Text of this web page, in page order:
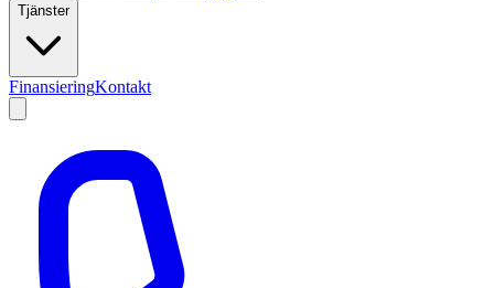
Tjänster
FinansieringKontakt